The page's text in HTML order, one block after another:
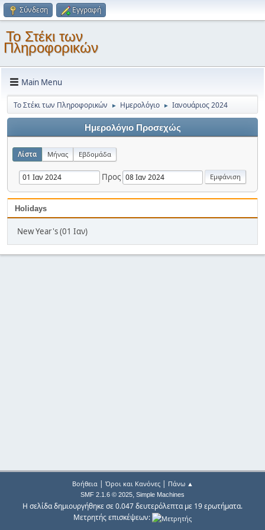
Σύνδεση Εγγραφή
Το Στέκι των
Πληροφορικών
Main Menu
Το Στέκι των Πληροφορικών ► Ημερολόγιο ► Ιανουάριος 2024
Ημερολόγιο Προσεχώς
Λίστα Μήνας Εβδομάδα
Προς
Holidays
New Year's (01 Ιαν)
Βοήθεια| Όροι και Κανόνες| Πάνω ▲
SMF 2.1.6 © 2025, Simple Machines
Η σελίδα δημιουργήθηκε σε 0.047 δευτερόλεπτα με 19 ερωτήματα.
Μετρητής επισκέψεων: